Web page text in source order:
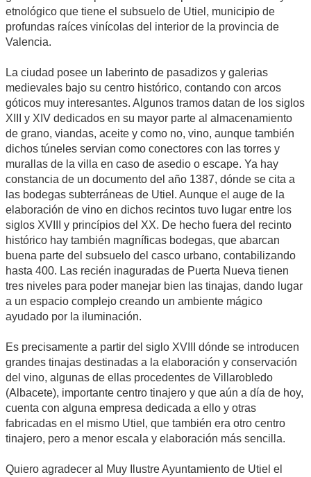
etnológico que tiene el subsuelo de Utiel, municipio de
profundas raíces vinícolas del interior de la provincia de
Valencia.
La ciudad posee un laberinto de pasadizos y galerias
medievales bajo su centro histórico, contando con arcos
góticos muy interesantes. Algunos tramos datan de los siglos
XIII y XIV dedicados en su mayor parte al almacenamiento
de grano, viandas, aceite y como no, vino, aunque también
dichos túneles servian como conectores con las torres y
murallas de la villa en caso de asedio o escape. Ya hay
constancia de un documento del año 1387, dónde se cita a
las bodegas subterráneas de Utiel. Aunque el auge de la
elaboración de vino en dichos recintos tuvo lugar entre los
siglos XVIII y princípios del XX. De hecho fuera del recinto
histórico hay también magníficas bodegas, que abarcan
buena parte del subsuelo del casco urbano, contabilizando
hasta 400. Las recién inaguradas de Puerta Nueva tienen
tres niveles para poder manejar bien las tinajas, dando lugar
a un espacio complejo creando un ambiente mágico
ayudado por la iluminación.
Es precisamente a partir del siglo XVIII dónde se introducen
grandes tinajas destinadas a la elaboración y conservación
del vino, algunas de ellas procedentes de Villarobledo
(Albacete), importante centro tinajero y que aún a día de hoy,
cuenta con alguna empresa dedicada a ello y otras
fabricadas en el mismo Utiel, que también era otro centro
tinajero, pero a menor escala y elaboración más sencilla.
Quiero agradecer al Muy Ilustre Ayuntamiento de Utiel el